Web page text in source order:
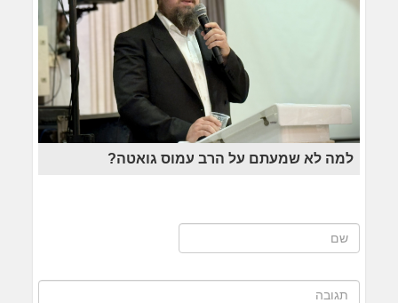
למה לא שמעתם על הרב עמוס גואטה?